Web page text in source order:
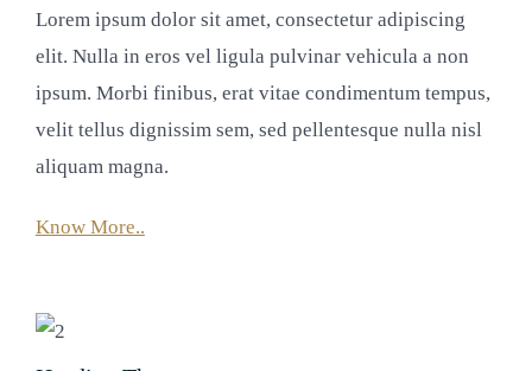
Lorem ipsum dolor sit amet, consectetur adipiscing
elit. Nulla in eros vel ligula pulvinar vehicula a non
ipsum. Morbi finibus, erat vitae condimentum tempus,
velit tellus dignissim sem, sed pellentesque nulla nisl
aliquam magna.
Know More..